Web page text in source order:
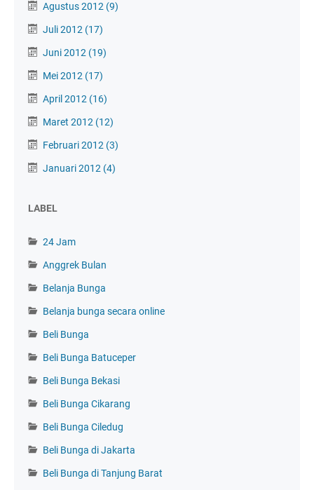
Agustus 2012 (9)
Juli 2012 (17)
Juni 2012 (19)
Mei 2012 (17)
April 2012 (16)
Maret 2012 (12)
Februari 2012 (3)
Januari 2012 (4)
LABEL
24 Jam
Anggrek Bulan
Belanja Bunga
Belanja bunga secara online
Beli Bunga
Beli Bunga Batuceper
Beli Bunga Bekasi
Beli Bunga Cikarang
Beli Bunga Ciledug
Beli Bunga di Jakarta
Beli Bunga di Tanjung Barat